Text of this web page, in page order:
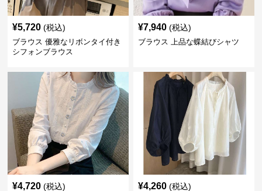
¥5,720 (税込)
ブラウス 優雅なリボンタイ付き
シフォンブラウス
¥7,940 (税込)
ブラウス 上品な蝶結びシャツ
¥4,720 (税込) ¥4,260 (税込)